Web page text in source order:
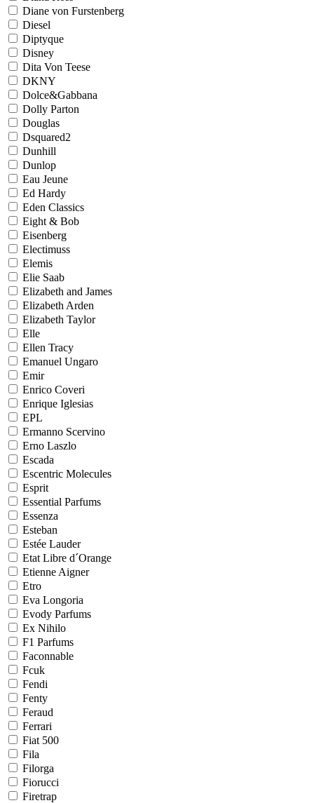
Diane von Furstenberg
Diesel
Diptyque
Disney
Dita Von Teese
DKNY
Dolce&Gabbana
Dolly Parton
Douglas
Dsquared2
Dunhill
Dunlop
Eau Jeune
Ed Hardy
Eden Classics
Eight & Bob
Eisenberg
Electimuss
Elemis
Elie Saab
Elizabeth and James
Elizabeth Arden
Elizabeth Taylor
Elle
Ellen Tracy
Emanuel Ungaro
Emir
Enrico Coveri
Enrique Iglesias
EPL
Ermanno Scervino
Erno Laszlo
Escada
Escentric Molecules
Esprit
Essential Parfums
Essenza
Esteban
Estée Lauder
Etat Libre d´Orange
Etienne Aigner
Etro
Eva Longoria
Evody Parfums
Ex Nihilo
F1 Parfums
Faconnable
Fcuk
Fendi
Fenty
Feraud
Ferrari
Fiat 500
Fila
Filorga
Fiorucci
Firetrap